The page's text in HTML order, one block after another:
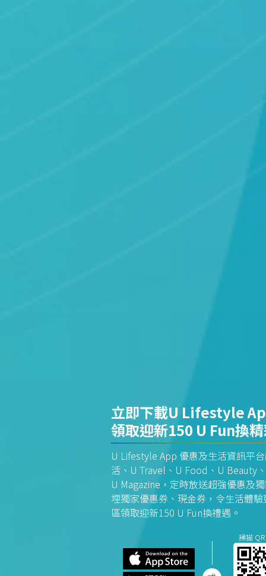
立即下載U Lifestyle
領取迎新150 U Fun換
U Lifestyle App 優惠及生活資訊平
活、U Travel、U Food、U Beauty
U Magazine，定時放送超強優惠及
埋獨家優惠券、現金券，令生活體
區領取迎新150 U Fun換禮遇。
掃描